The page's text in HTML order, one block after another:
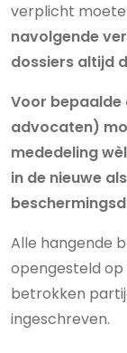
verplicht
navolgende
dossiers altijd
Voor bepaalde
advocaten)
mededeling
in de nieuwe
Alle hangende
opengesteld
betrokken
ingeschreven.